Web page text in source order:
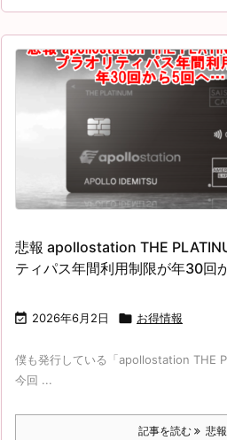
悲報 apollostation THE
ティパス年間利用制限が年30回
 2026年6月2日  お得情報
僕も発行している「apollostation THE
今回 ...
記事を読む 悲